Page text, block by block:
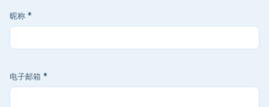
昵称 *
电子邮箱 *